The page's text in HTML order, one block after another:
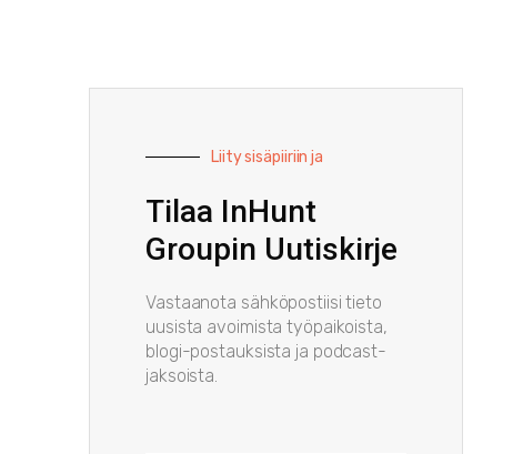
Liity sisäpiiriin ja
Tilaa InHunt
Groupin Uutiskirje
Vastaanota sähköpostiisi tieto
uusista avoimista työpaikoista,
blogi-postauksista ja podcast-
jaksoista.